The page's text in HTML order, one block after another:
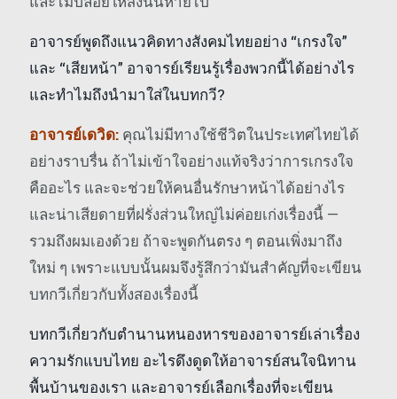
อาจารย์พูดถึงแนวคิดทางสังคมไทยอย่าง “เกรงใจ”
และ “เสียหน้า” อาจารย์เรียนรู้เรื่องพวกนี้ได้อย่างไร
และทำไมถึงนำมาใส่ในบทกวี?
อาจารย์เดวิด: คุณไม่มีทางใช้ชีวิตในประเทศไทยได้
อย่างราบรื่น ถ้าไม่เข้าใจอย่างแท้จริงว่าการเกรงใจ
คืออะไร และจะช่วยให้คนอื่นรักษาหน้าได้อย่างไร
และน่าเสียดายที่ฝรั่งส่วนใหญ่ไม่ค่อยเก่งเรื่องนี้ —
รวมถึงผมเองด้วย ถ้าจะพูดกันตรง ๆ ตอนเพิ่งมาถึง
ใหม่ ๆ เพราะแบบนั้นผมจึงรู้สึกว่ามันสำคัญที่จะเขียน
บทกวีเกี่ยวกับทั้งสองเรื่องนี้
บทกวีเกี่ยวกับตำนานหนองหารของอาจารย์เล่าเรื่อง
ความรักแบบไทย อะไรดึงดูดให้อาจารย์สนใจนิทาน
พื้นบ้านของเรา และอาจารย์เลือกเรื่องที่จะเขียน